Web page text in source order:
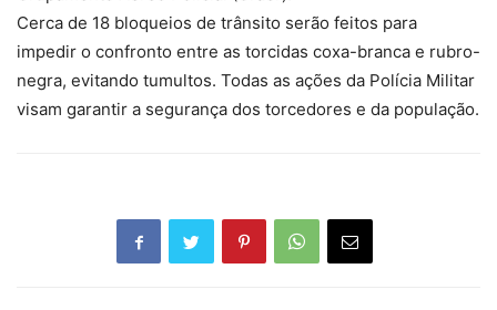
Cerca de 18 bloqueios de trânsito serão feitos para
impedir o confronto entre as torcidas coxa-branca e rubro-
negra, evitando tumultos. Todas as ações da Polícia Militar
visam garantir a segurança dos torcedores e da população.